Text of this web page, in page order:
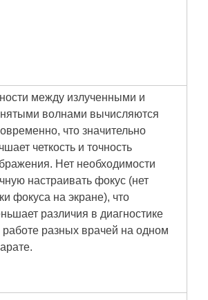
между излученными и
волнами вычисляются
что значительно
четкость и точность
Нет необходимости
настраивать фокус (нет
фокуса на экране), что
различия в диагностике
работе разных врачей на одном